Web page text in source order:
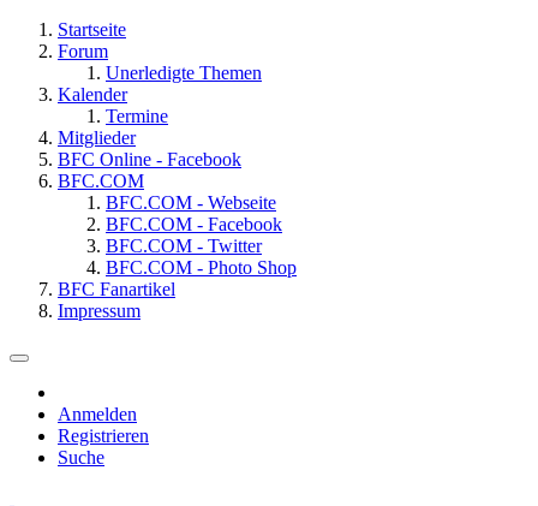
Startseite
Forum
Unerledigte Themen
Kalender
Termine
Mitglieder
BFC Online - Facebook
BFC.COM
BFC.COM - Webseite
BFC.COM - Facebook
BFC.COM - Twitter
BFC.COM - Photo Shop
BFC Fanartikel
Impressum
Anmelden
Registrieren
Suche